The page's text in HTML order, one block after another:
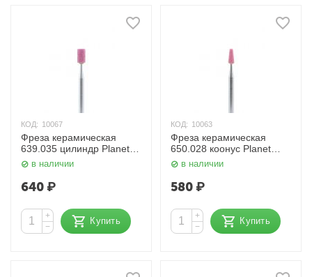
КОД: 10067
Фреза керамическая
639.035 цилиндр Planet
Nailsв наличии
640₽
+
−
Купить
КОД: 10063
Фреза керамическая
650.028 коонус Planet
Nailsв наличии
580₽
+
−
Купить